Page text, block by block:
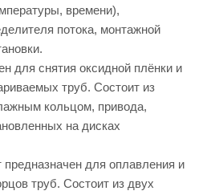
времени),
потока, монтажной
для снятия оксидной плёнки и
труб. Состоит из
кольцом, привода,
на дисках
для оплавления и
труб. Состоит из двух